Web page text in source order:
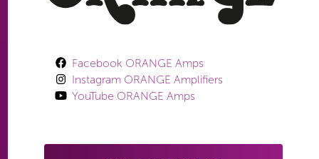
Facebook ORANGE Amps
Instagram ORANGE Amplifiers
YouTube ORANGE Amps